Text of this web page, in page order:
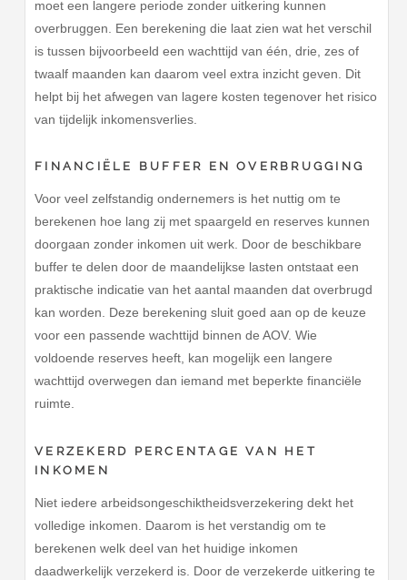
moet een langere periode zonder uitkering kunnen
overbruggen. Een berekening die laat zien wat het verschil
is tussen bijvoorbeeld een wachttijd van één, drie, zes of
twaalf maanden kan daarom veel extra inzicht geven. Dit
helpt bij het afwegen van lagere kosten tegenover het risico
van tijdelijk inkomensverlies.
FINANCIËLE BUFFER EN OVERBRUGGING
Voor veel zelfstandig ondernemers is het nuttig om te
berekenen hoe lang zij met spaargeld en reserves kunnen
doorgaan zonder inkomen uit werk. Door de beschikbare
buffer te delen door de maandelijkse lasten ontstaat een
praktische indicatie van het aantal maanden dat overbrugd
kan worden. Deze berekening sluit goed aan op de keuze
voor een passende wachttijd binnen de AOV. Wie
voldoende reserves heeft, kan mogelijk een langere
wachttijd overwegen dan iemand met beperkte financiële
ruimte.
VERZEKERD PERCENTAGE VAN HET
INKOMEN
Niet iedere arbeidsongeschiktheidsverzekering dekt het
volledige inkomen. Daarom is het verstandig om te
berekenen welk deel van het huidige inkomen
daadwerkelijk verzekerd is. Door de verzekerde uitkering te